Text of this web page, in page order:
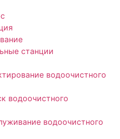
станции
водоочистного
водоочистного
водоочистного